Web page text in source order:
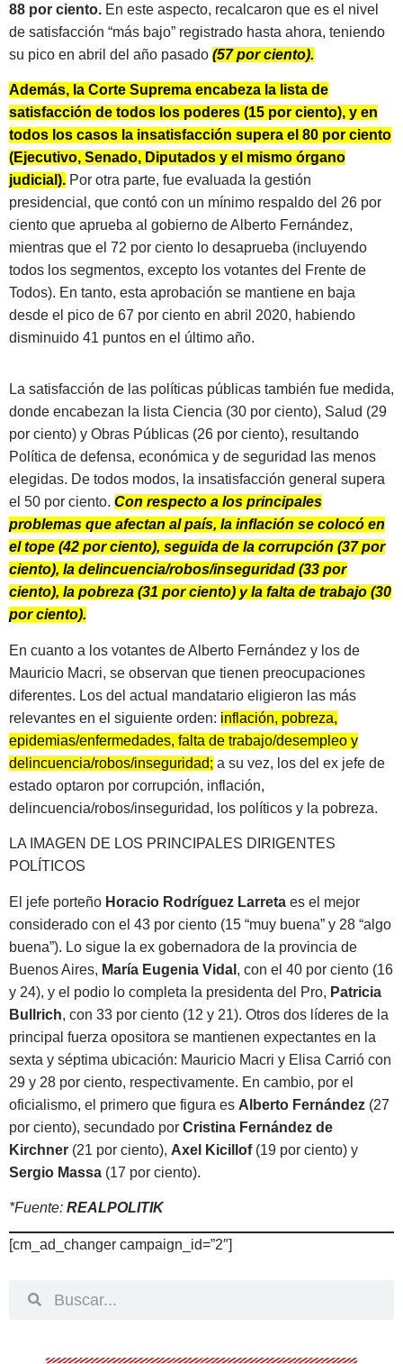
88 por ciento. En este aspecto, recalcaron que es el nivel
de satisfacción “más bajo” registrado hasta ahora, teniendo
su pico en abril del año pasado (57 por ciento).
Además, la Corte Suprema encabeza la lista de
satisfacción de todos los poderes (15 por ciento), y en
todos los casos la insatisfacción supera el 80 por ciento
(Ejecutivo, Senado, Diputados y el mismo órgano
judicial). Por otra parte, fue evaluada la gestión
presidencial, que contó con un mínimo respaldo del 26 por
ciento que aprueba al gobierno de Alberto Fernández,
mientras que el 72 por ciento lo desaprueba (incluyendo
todos los segmentos, excepto los votantes del Frente de
Todos). En tanto, esta aprobación se mantiene en baja
desde el pico de 67 por ciento en abril 2020, habiendo
disminuido 41 puntos en el último año.
La satisfacción de las políticas públicas también fue medida,
donde encabezan la lista Ciencia (30 por ciento), Salud (29
por ciento) y Obras Públicas (26 por ciento), resultando
Política de defensa, económica y de seguridad las menos
elegidas. De todos modos, la insatisfacción general supera
el 50 por ciento. Con respecto a los principales
problemas que afectan al país, la inflación se colocó en
el tope (42 por ciento), seguida de la corrupción (37 por
ciento), la delincuencia/robos/inseguridad (33 por
ciento), la pobreza (31 por ciento) y la falta de trabajo (30
por ciento).
En cuanto a los votantes de Alberto Fernández y los de
Mauricio Macri, se observan que tienen preocupaciones
diferentes. Los del actual mandatario eligieron las más
relevantes en el siguiente orden: inflación, pobreza,
epidemias/enfermedades, falta de trabajo/desempleo y
delincuencia/robos/inseguridad; a su vez, los del ex jefe de
estado optaron por corrupción, inflación,
delincuencia/robos/inseguridad, los políticos y la pobreza.
LA IMAGEN DE LOS PRINCIPALES DIRIGENTES
POLÍTICOS
El jefe porteño Horacio Rodríguez Larreta es el mejor
considerado con el 43 por ciento (15 “muy buena” y 28 “algo
buena”). Lo sigue la ex gobernadora de la provincia de
Buenos Aires, María Eugenia Vidal , con el 40 por ciento (16
y 24), y el podio lo completa la presidenta del Pro, Patricia
Bullrich, con 33 por ciento (12 y 21). Otros dos líderes de la
principal fuerza opositora se mantienen expectantes en la
sexta y séptima ubicación: Mauricio Macri y Elisa Carrió con
29 y 28 por ciento, respectivamente. En cambio, por el
oficialismo, el primero que figura es Alberto Fernández (27
por ciento), secundado por Cristina Fernández de
Kirchner (21 por ciento), Axel Kicillof (19 por ciento) y
Sergio Massa (17 por ciento).
*Fuente: REALPOLITIK
[cm_ad_changer campaign_id=”2″]